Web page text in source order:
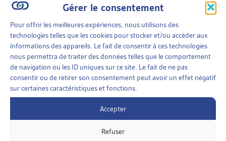
Gérer le consentement
Pour offrir les meilleures expériences, nous utilisons des
technologies telles que les cookies pour stocker et/ou accéder aux
informations des appareils. Le fait de consentir à ces technologies
nous permettra de traiter des données telles que le comportement
de navigation ou les ID uniques sur ce site. Le fait de ne pas
consentir ou de retirer son consentement peut avoir un effet négatif
sur certaines caractéristiques et fonctions.
Accepter
Refuser
AIDE SOCIALE»NORMES CSIAS»FORFAIT POUR
L’ENTRETIEN
FORFAIT POUR L’ENTRETIEN
CSIAS, page thématique